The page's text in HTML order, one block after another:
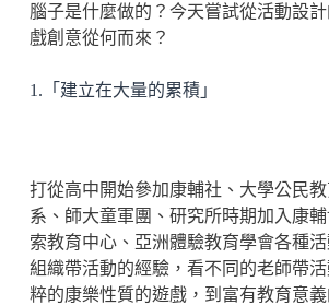
腦子是什麼做的？今天嘗試從活動設
戲創意從何而來？
1.「建立在大量的累積」
打從高中開始參加康輔社、大學公民
系、師大童軍團、研究所時期加入康
索教育中心、亞洲體驗教育學會各種
組織帶活動的經驗，看不同的老師帶
粹的康樂性質的遊戲，到富有教育意